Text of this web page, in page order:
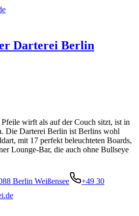
Darterei Berlin
wirft als auf der Couch sitzt, ist in
Die Darterei Berlin ist Berlins wohl
mit 17 perfekt beleuchteten Boards,
Lounge-Bar, die auch ohne Bullseye
Berlin Weißensee
+49 30